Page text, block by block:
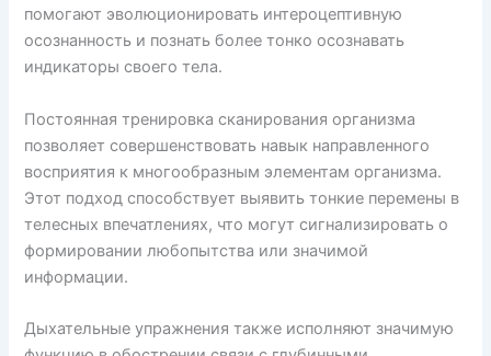
помогают эволюционировать интероцептивную
осознанность и познать более тонко осознавать
индикаторы своего тела.
Постоянная тренировка сканирования организма
позволяет совершенствовать навык направленного
восприятия к многообразным элементам организма.
Этот подход способствует выявить тонкие перемены в
телесных впечатлениях, что могут сигнализировать о
формировании любопытства или значимой
информации.
Дыхательные упражнения также исполняют значимую